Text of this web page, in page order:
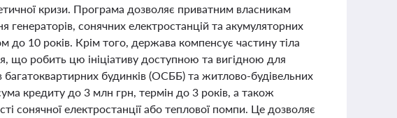
кризи. Програма дозволяє приватним власникам
генераторів, сонячних електростанцій та акумуляторних
10 років. Крім того, держава компенсує частину тіла
що робить цю ініціативу доступною та вигідною для
будинків (ОСББ) та житлово-будівельних
кредиту до 3 млн грн, термін до 3 років, а також
сонячної електростанції або теплової помпи. Це дозволяє